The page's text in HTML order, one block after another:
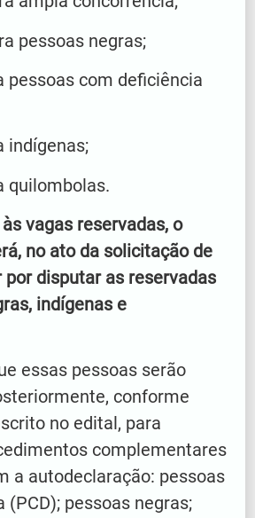
negras;
com deficiência
vagas reservadas, o
no ato da solicitação de
por disputar as reservadas
indígenas e
essas pessoas serão
conforme
no edital, para
complementares
a autodeclaração: pessoas
(PCD); pessoas negras;